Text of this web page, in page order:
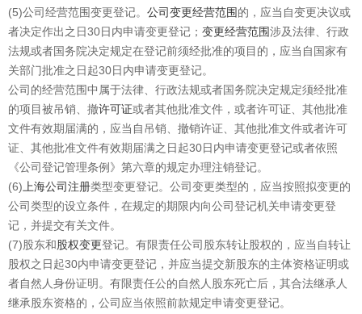
(5)公司经营范围变更登记。 公司变更经营范围的，应当自变更决议或
者决定作出之日30日内申请变更登记； 变更经营范围涉及法律、行政
法规或者国务院决定规定在登记前须经批准的项目的，应当自国家有
关部门批准之日起30日内申请变更登记。
公司的经营范围中属于法律、行政法规或者国务院决定规定须经批准
的项目被吊销、撤许可证或者其他批准文件，或者许可证、其他批准
文件有效期届满的，应当自吊销、撤销许证、其他批准文件或者许可
证、其他批准文件有效期届满之日起30日内申请变更登记或者依照
《公司登记管理条例》第六章的规定办理注销登记。
(6) 上海公司注册类型变更登记。公司变更类型的，应当按照拟变更的
公司类型的设立条件，在规定的期限内向公司登记机关申请变更登
记，并提交有关文件。
(7)股东和股权变更登记。有限责任公司股东转让股权的，应当自转让
股权之日起30内申请变更登记，并应当提交新股东的主体资格证明或
者自然人身份证明。有限责任公的自然人股东死亡后，其合法继承人
继承股东资格的，公司应当依照前款规定申请变更登记。